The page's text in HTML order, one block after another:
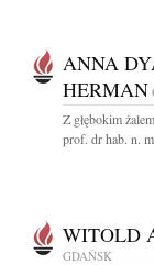
ANNA
HERMAN
Z głębokim
prof. dr hab. n.
WITOLD
GDAŃSK